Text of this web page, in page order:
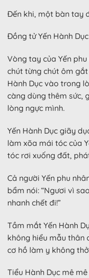
Đến khi, một bàn tay
Đồng tử Yến Hành
Vòng tay của Yến
chút từng chút ôm
Hành Dục vào trong
càng dùng thêm sức,
lòng ngực mình.
Yến Hành Dục giãy
làm xõa mái tóc của
tóc rơi xuống đất,
Cả người Yến phu
bẩm nói: “Ngươi vì
nhanh chết đi!”
Tầm mắt Yến Hành
không hiểu mẫu thân
cơ hồ làm y không
Tiểu Hành Dục mê